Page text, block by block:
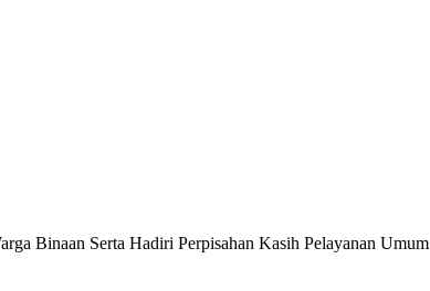
Binaan Serta Hadiri Perpisahan Kasih Pelayanan Umum